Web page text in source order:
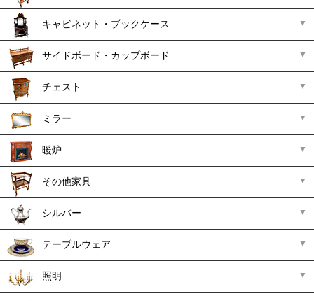
キャビネット・ブックケース
サイドボード・カップボード
チェスト
ミラー
暖炉
その他家具
シルバー
テーブルウェア
照明